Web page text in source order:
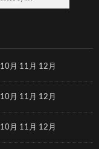
10月 11月 12月
10月 11月 12月
10月 11月 12月